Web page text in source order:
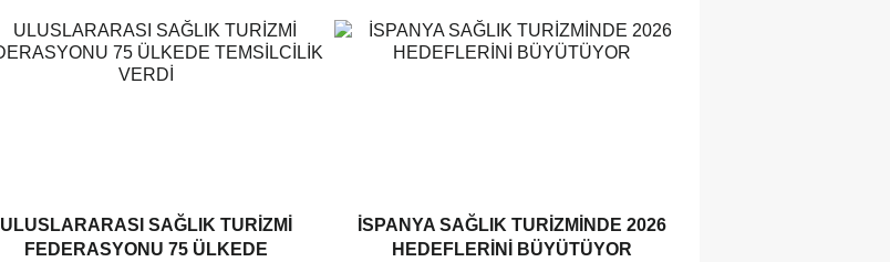
ULUSLARARASI SAĞLIK TURIZMI
FEDERASYONU 75 ÜLKEDE
İSPANYA SAĞLIK TURIZMINDE 2026
HEDEFLERINI BÜYÜTÜYOR